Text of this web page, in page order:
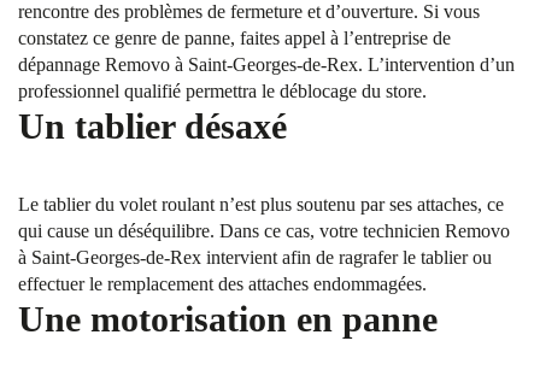
rencontre des problèmes de fermeture et d’ouverture. Si vous
constatez ce genre de panne, faites appel à l’entreprise de
dépannage Removo à Saint-Georges-de-Rex. L’intervention d’un
professionnel qualifié permettra le déblocage du store.
Un tablier désaxé
Le tablier du volet roulant n’est plus soutenu par ses attaches, ce
qui cause un déséquilibre. Dans ce cas, votre technicien Removo
à Saint-Georges-de-Rex intervient afin de ragrafer le tablier ou
effectuer le remplacement des attaches endommagées.
Une motorisation en panne